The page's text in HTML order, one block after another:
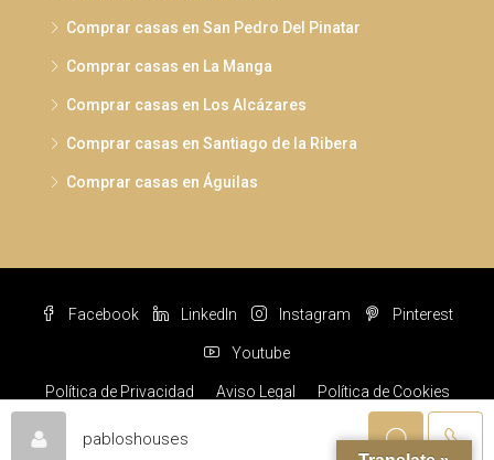
Comprar casas en San Pedro Del Pinatar
Comprar casas en La Manga
Comprar casas en Los Alcázares
Comprar casas en Santiago de la Ribera
Comprar casas en Águilas
Facebook LinkedIn Instagram Pinterest
Youtube
Política de Privacidad Aviso Legal Política de Cookies
© Pabloshouses © 2022 Todos los derechos reservados
pabloshouses